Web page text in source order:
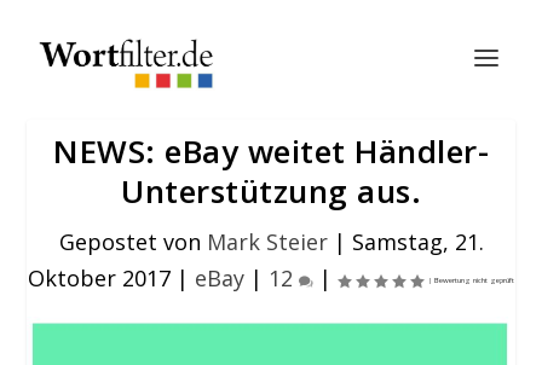
NEWS: eBay weitet Händler-
Unterstützung aus.
Gepostet von Mark Steier| Samstag, 21.
Oktober 2017 | eBay | 12 |